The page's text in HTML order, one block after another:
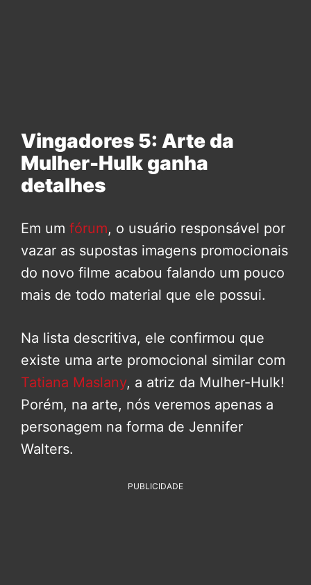
Vingadores 5: Arte da
Mulher-Hulk ganha
detalhes
Em um fórum, o usuário responsável por
vazar as supostas imagens promocionais
do novo filme acabou falando um pouco
mais de todo material que ele possui.
Na lista descritiva, ele confirmou que
existe uma arte promocional similar com
Tatiana Maslany, a atriz da Mulher-Hulk!
Porém, na arte, nós veremos apenas a
personagem na forma de Jennifer
Walters.
PUBLICIDADE